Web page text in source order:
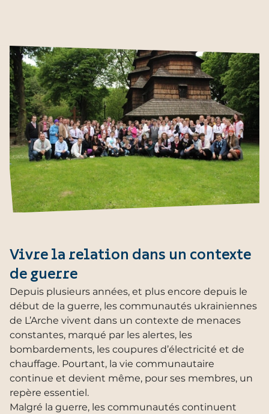
Vivre la relation dans un contexte
de guerre
Depuis plusieurs années, et plus encore depuis le
début de la guerre, les communautés ukrainiennes
de L’Arche vivent dans un contexte de menaces
constantes, marqué par les alertes, les
bombardements, les coupures d’électricité et de
chauffage. Pourtant, la vie communautaire
continue et devient même, pour ses membres, un
repère essentiel.
Malgré la guerre, les communautés continuent